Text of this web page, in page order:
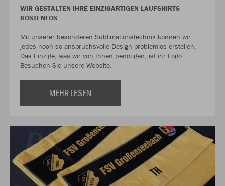
WIR GESTALTEN IHRE EINZIGARTIGEN LAUFSHIRTS
KOSTENLOS
Mit unserer besonderen Sublimationstechnik können wir
jedes noch so anspruchsvolle Design problemlos erstellen.
Das Einzige, was wir von Ihnen benötigen, ist ihr Logo.
Besuchen Sie unsere Website.
MEHR LESEN